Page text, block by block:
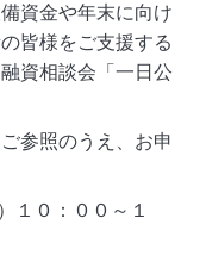
資金や年末に向け
皆様をご支援する
資相談会「一日公
参照のうえ、お申
１０：００～１